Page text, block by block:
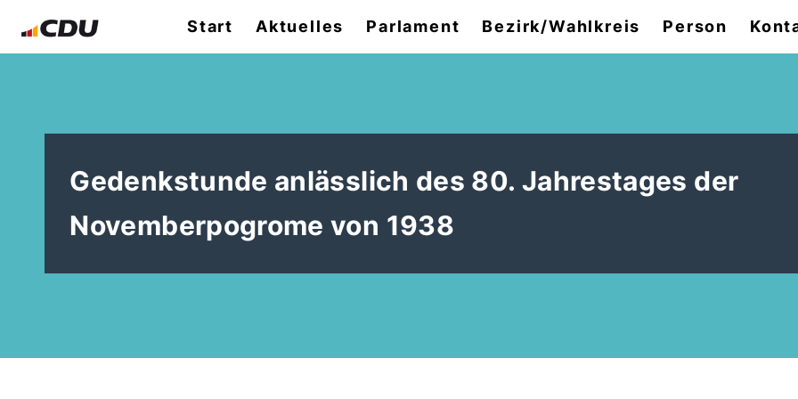
Start Aktuelles Parlament Bezirk/Wahlkreis Person
Gedenkstunde anlässlich des 80. Jahrestages der
Novemberpogrome von 1938